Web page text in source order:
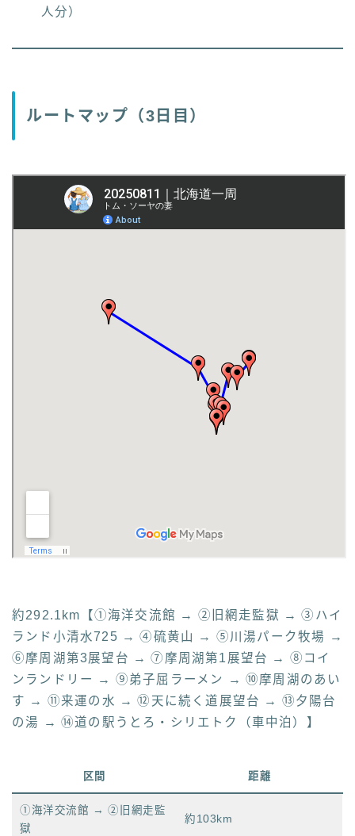
人分）
ルートマップ（3日目）
約292.1km【①海洋交流館 → ②旧網走監獄 → ③ハイ
ランド小清水725 → ④硫黄山 → ⑤川湯パーク牧場 →
⑥摩周湖第3展望台 → ⑦摩周湖第1展望台 → ⑧コイ
ンランドリー → ⑨弟子屈ラーメン → ⑩摩周湖のあい
す → ⑪来運の水 → ⑫天に続く道展望台 → ⑬夕陽台
の湯 → ⑭道の駅うとろ・シリエトク（車中泊）】
区間 距離
①海洋交流館 → ②旧網走監
獄
約103km